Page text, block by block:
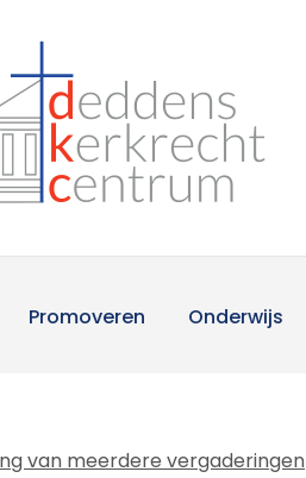
Promoveren Onderwijs
van meerdere vergaderingen